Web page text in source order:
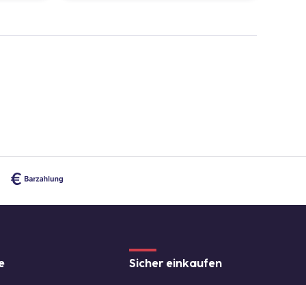
Sicher einkaufen